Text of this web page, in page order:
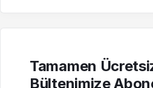
Tamamen
Bültenimize